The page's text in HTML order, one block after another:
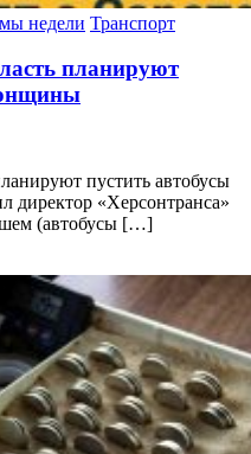
недели Транспорт
планируют
пустить автобусы
«Херсонтранса»
(автобусы […]